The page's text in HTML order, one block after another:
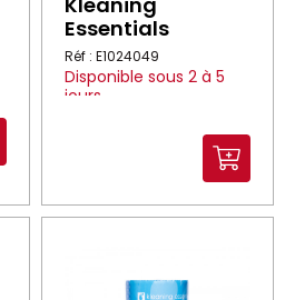
Essentials
Réf : E1024049
Disponible sous 2 à 5
jours